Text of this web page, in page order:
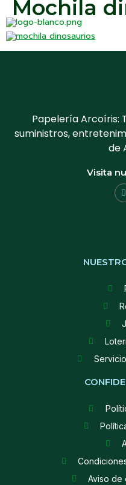
Mochila
Papelería Arcoíris:
suministros,
de
Visita
Aviso de